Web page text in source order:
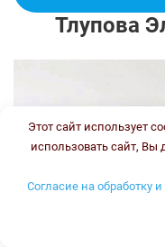
Тлупова
Этот сайт использует
использовать сайт, Вы
Согласие на обработку